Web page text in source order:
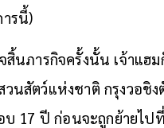
รนี้)
สิ้นภารกิจครั้งนั้น เจ้าแฮ
วนสัตว์แห่งชาติ กรุงวอชิ
อบ 17 ปี ก่อนจะถูกย้ายไ